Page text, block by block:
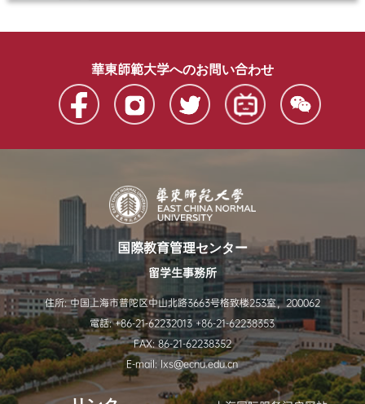
知这个消息的那一刻，我心里充满了幸福与期待，我的华
师大奔现之旅终于要实现了。不辜负我的期望，这里的学
习和生活简直是怡然自得的“奇迹”！这是一次改变心态的旅
程，让我感受了上海的多元，也领略到世界的美丽。作为
一个充满好奇心的“探险家”和知识追求
華東師範大学へのお問い合わせ
国際教育管理センター
留学生事務所
住所: 中国上海市普陀区中山北路3663号格致楼253室，200062
電話: +86-21-62232013 +86-21-62238353
FAX: 86-21-62238352
E-mail: lxs@ecnu.edu.cn